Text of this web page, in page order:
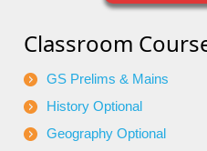
Classroom
GS Prelims & Mains
History Optional
Geography Optional